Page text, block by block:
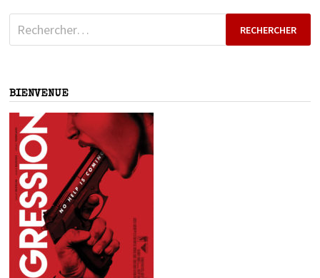
Rechercher :
BIENVENUE